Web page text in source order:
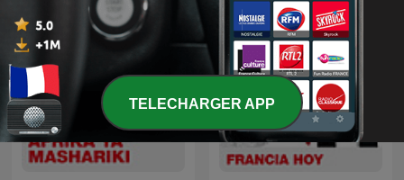
TELECHARGER APP